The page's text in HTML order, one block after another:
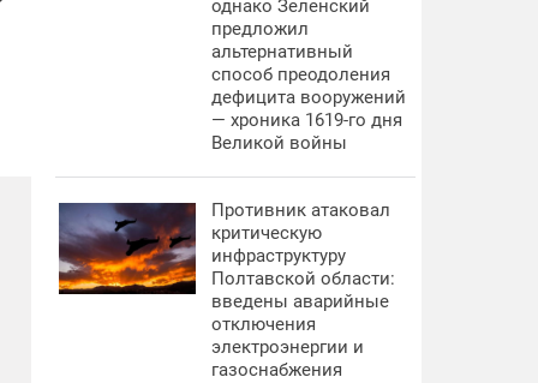
однако Зеленский
предложил
альтернативный
способ преодоления
дефицита вооружений
— хроника 1619-го дня
Великой войны
Противник атаковал
критическую
инфраструктуру
Полтавской области:
введены аварийные
отключения
электроэнергии и
газоснабжения